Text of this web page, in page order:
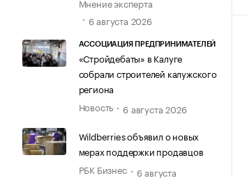
6 августа 2026
АССОЦИАЦИЯ ПРЕДПРИНИМАТЕЛЕЙ
«Стройдебаты» в Калуге
собрали строителей калужского
региона
Новость
6 августа 2026
Wildberries объявил о новых
мерах поддержки продавцов
РБК Бизнес
6 августа